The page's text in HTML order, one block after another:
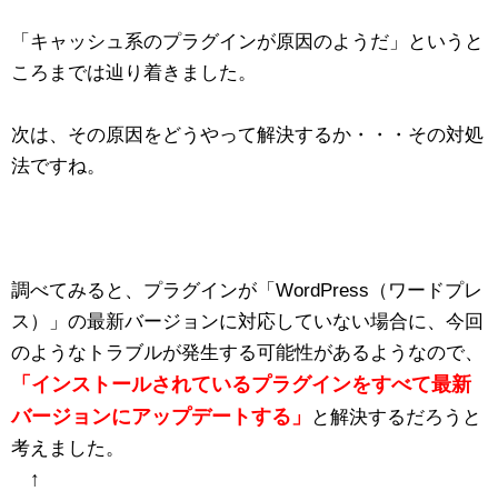
「キャッシュ系のプラグインが原因のようだ」というと
ころまでは辿り着きました。
次は、その原因をどうやって解決するか・・・その対処
法ですね。
調べてみると、プラグインが「WordPress（ワードプレ
ス）」の最新バージョンに対応していない場合に、今回
のようなトラブルが発生する可能性があるようなので、
「インストールされているプラグインをすべて最新
バージョンにアップデートする」
と解決するだろうと
考えました。
↑